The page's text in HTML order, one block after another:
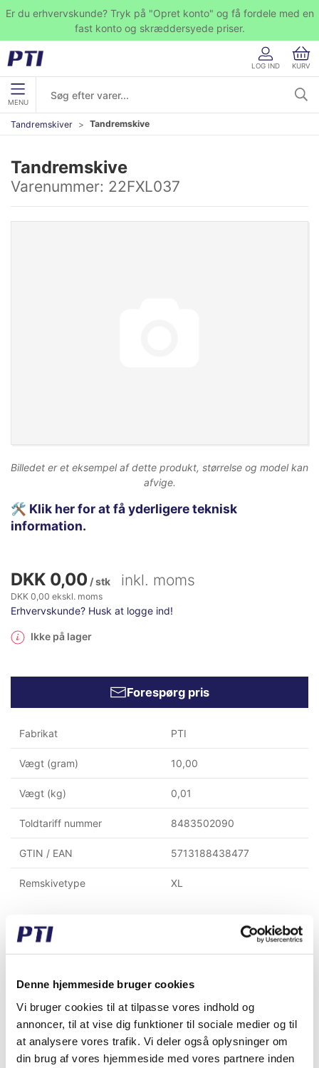
Denne hjemmeside bruger cookies
Vi bruger cookies til at tilpasse vores indhold og
annoncer, til at vise dig funktioner til sociale medier og til
at analysere vores trafik. Vi deler også oplysninger om
din brug af vores hjemmeside med vores partnere inden
Er du erhvervskunde? Tryk på "Opret konto" og få fordele med en
fast konto og skræddersyede priser.
LOG IND KURV
MENU
Tandremskiver Tandremskive
Tandremskive
Varenummer: 22FXL037
Billedet er et eksempel af dette produkt, størrelse og model kan
afvige.
🛠️ Klik her for at få yderligere teknisk
information.
DKK 0,00 / stk inkl. moms
DKK 0,00 ekskl. moms
Erhvervskunde? Husk at logge ind!
Ikke på lager
Forespørg pris
Fabrikat PTI
Vægt (gram) 10,00
Vægt (kg) 0,01
Toldtariff nummer 8483502090
GTIN / EAN 5713188438477
Remskivetype XL
Købt sammen med denne vare